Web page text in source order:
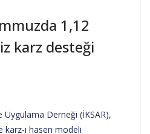
1,12
karz desteği
Uygulama Derneği (İKSAR),
ı hasen modeli